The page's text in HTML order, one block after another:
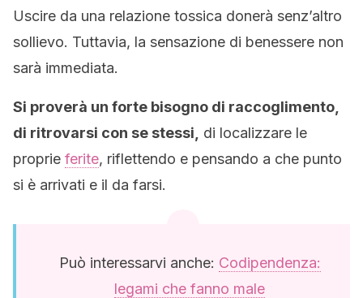
Uscire da una relazione tossica donerà senz’altro
sollievo. Tuttavia, la sensazione di benessere non
sarà immediata.
Si proverà un forte bisogno di raccoglimento,
di ritrovarsi con se stessi,
di localizzare le
proprie ferite, riflettendo e pensando a che punto
si è arrivati e il da farsi.
Può interessarvi anche: Codipendenza:
legami che fanno male